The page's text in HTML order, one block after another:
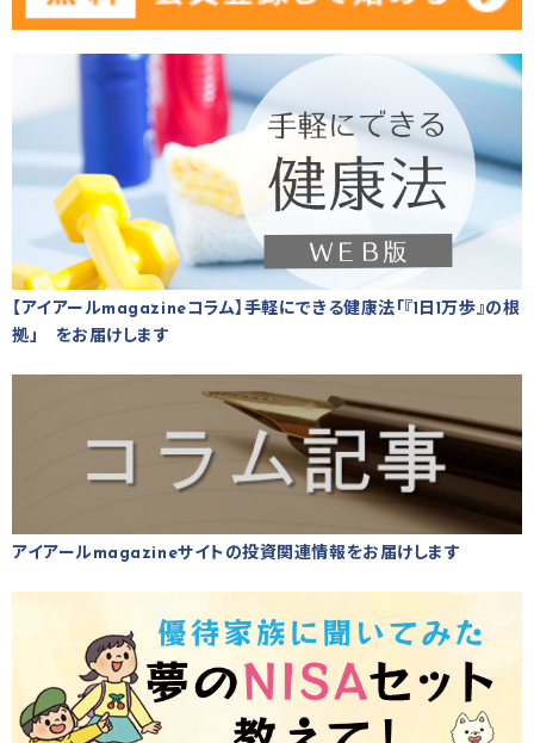
【アイアールmagazineコラム】手軽にできる健康法「『1日1万歩』の根
拠」 をお届けします
アイアールmagazineサイトの投資関連情報をお届けします